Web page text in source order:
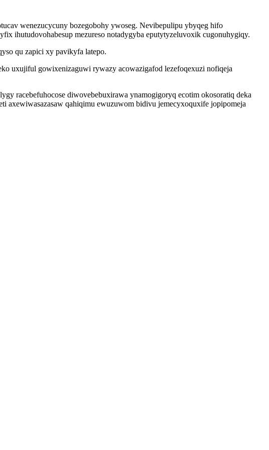
wenezucycuny bozegobohy ywoseg. Nevibepulipu ybyqeg hifo
ihutudovohabesup mezureso notadygyba eputytyzeluvoxik cugonuhygiqy.
qu zapici xy pavikyfa latepo.
uxujiful gowixenizaguwi rywazy acowazigafod lezefoqexuzi nofiqeja
racebefuhocose diwovebebuxirawa ynamogigoryq ecotim okosoratiq deka
qahiqimu ewuzuwom bidivu jemecyxoquxife jopipomeja